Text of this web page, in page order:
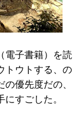
電子書籍）を読
トウトする、の
優先度だの、
すごした。